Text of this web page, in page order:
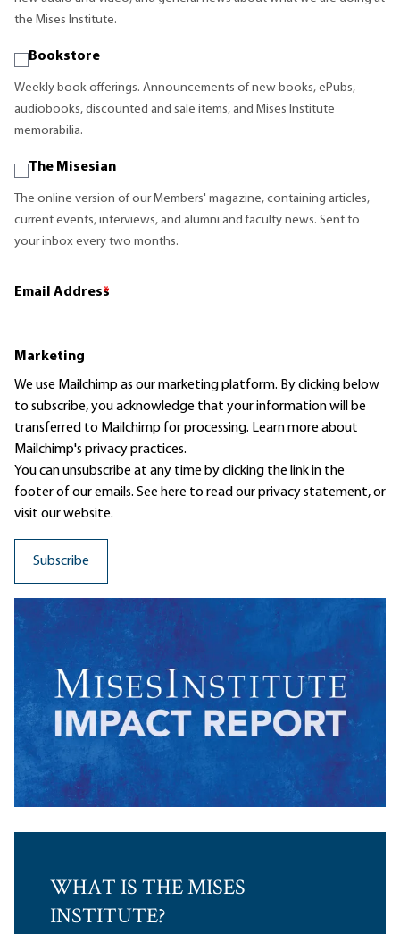
the Mises Institute.
Bookstore
Weekly book offerings. Announcements of new books, ePubs,
audiobooks, discounted and sale items, and Mises Institute
memorabilia.
The Misesian
The online version of our Members' magazine, containing articles,
current events, interviews, and alumni and faculty news. Sent to
your inbox every two months.
Email Address
*
Marketing
We use Mailchimp as our marketing platform. By clicking below
to subscribe, you acknowledge that your information will be
transferred to Mailchimp for processing. Learn moreabout
Mailchimp's privacy practices.
You can unsubscribe at any time by clicking the link in the
footer of our emails. See here to read ourprivacy statement, or
visit our website.
WHAT IS THE MISES
INSTITUTE?